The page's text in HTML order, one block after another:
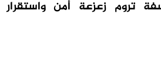
تروم زعزعة أمن واستقرار